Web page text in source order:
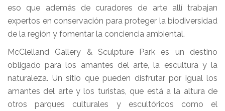
eso que además de curadores de arte allí trabajan
expertos en conservación para proteger la biodiversidad
de la región y fomentar la conciencia ambiental.
McClelland Gallery & Sculpture Park es un destino
obligado para los amantes del arte, la escultura y la
naturaleza. Un sitio que pueden disfrutar por igual los
amantes del arte y los turistas, que está a la altura de
otros parques culturales y escultóricos como el